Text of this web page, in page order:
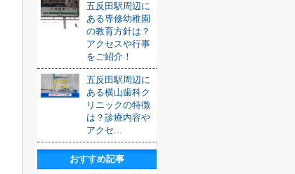
五反田駅周辺に
ある専修幼稚園
の教育方針は？
アクセスや行事
をご紹介！
五反田駅周辺に
ある横山歯科ク
リニックの特徴
は？診療内容や
アクセ...
おすすめ記事